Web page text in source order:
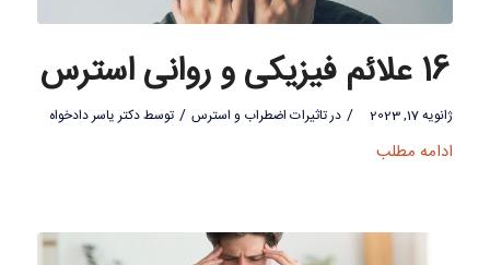
16 علائم فیزیکی و روانی استرس
ژانویه 17, 2023 / درتاثیرات اضطراب و استرس / توسطدکتر یاسر دادخواه
ادامه مطلب